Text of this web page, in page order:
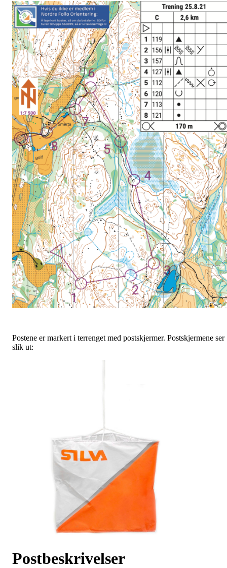
Postene er markert i terrenget med postskjermer. Postskjermene ser
slik ut:
Postbeskrivelser